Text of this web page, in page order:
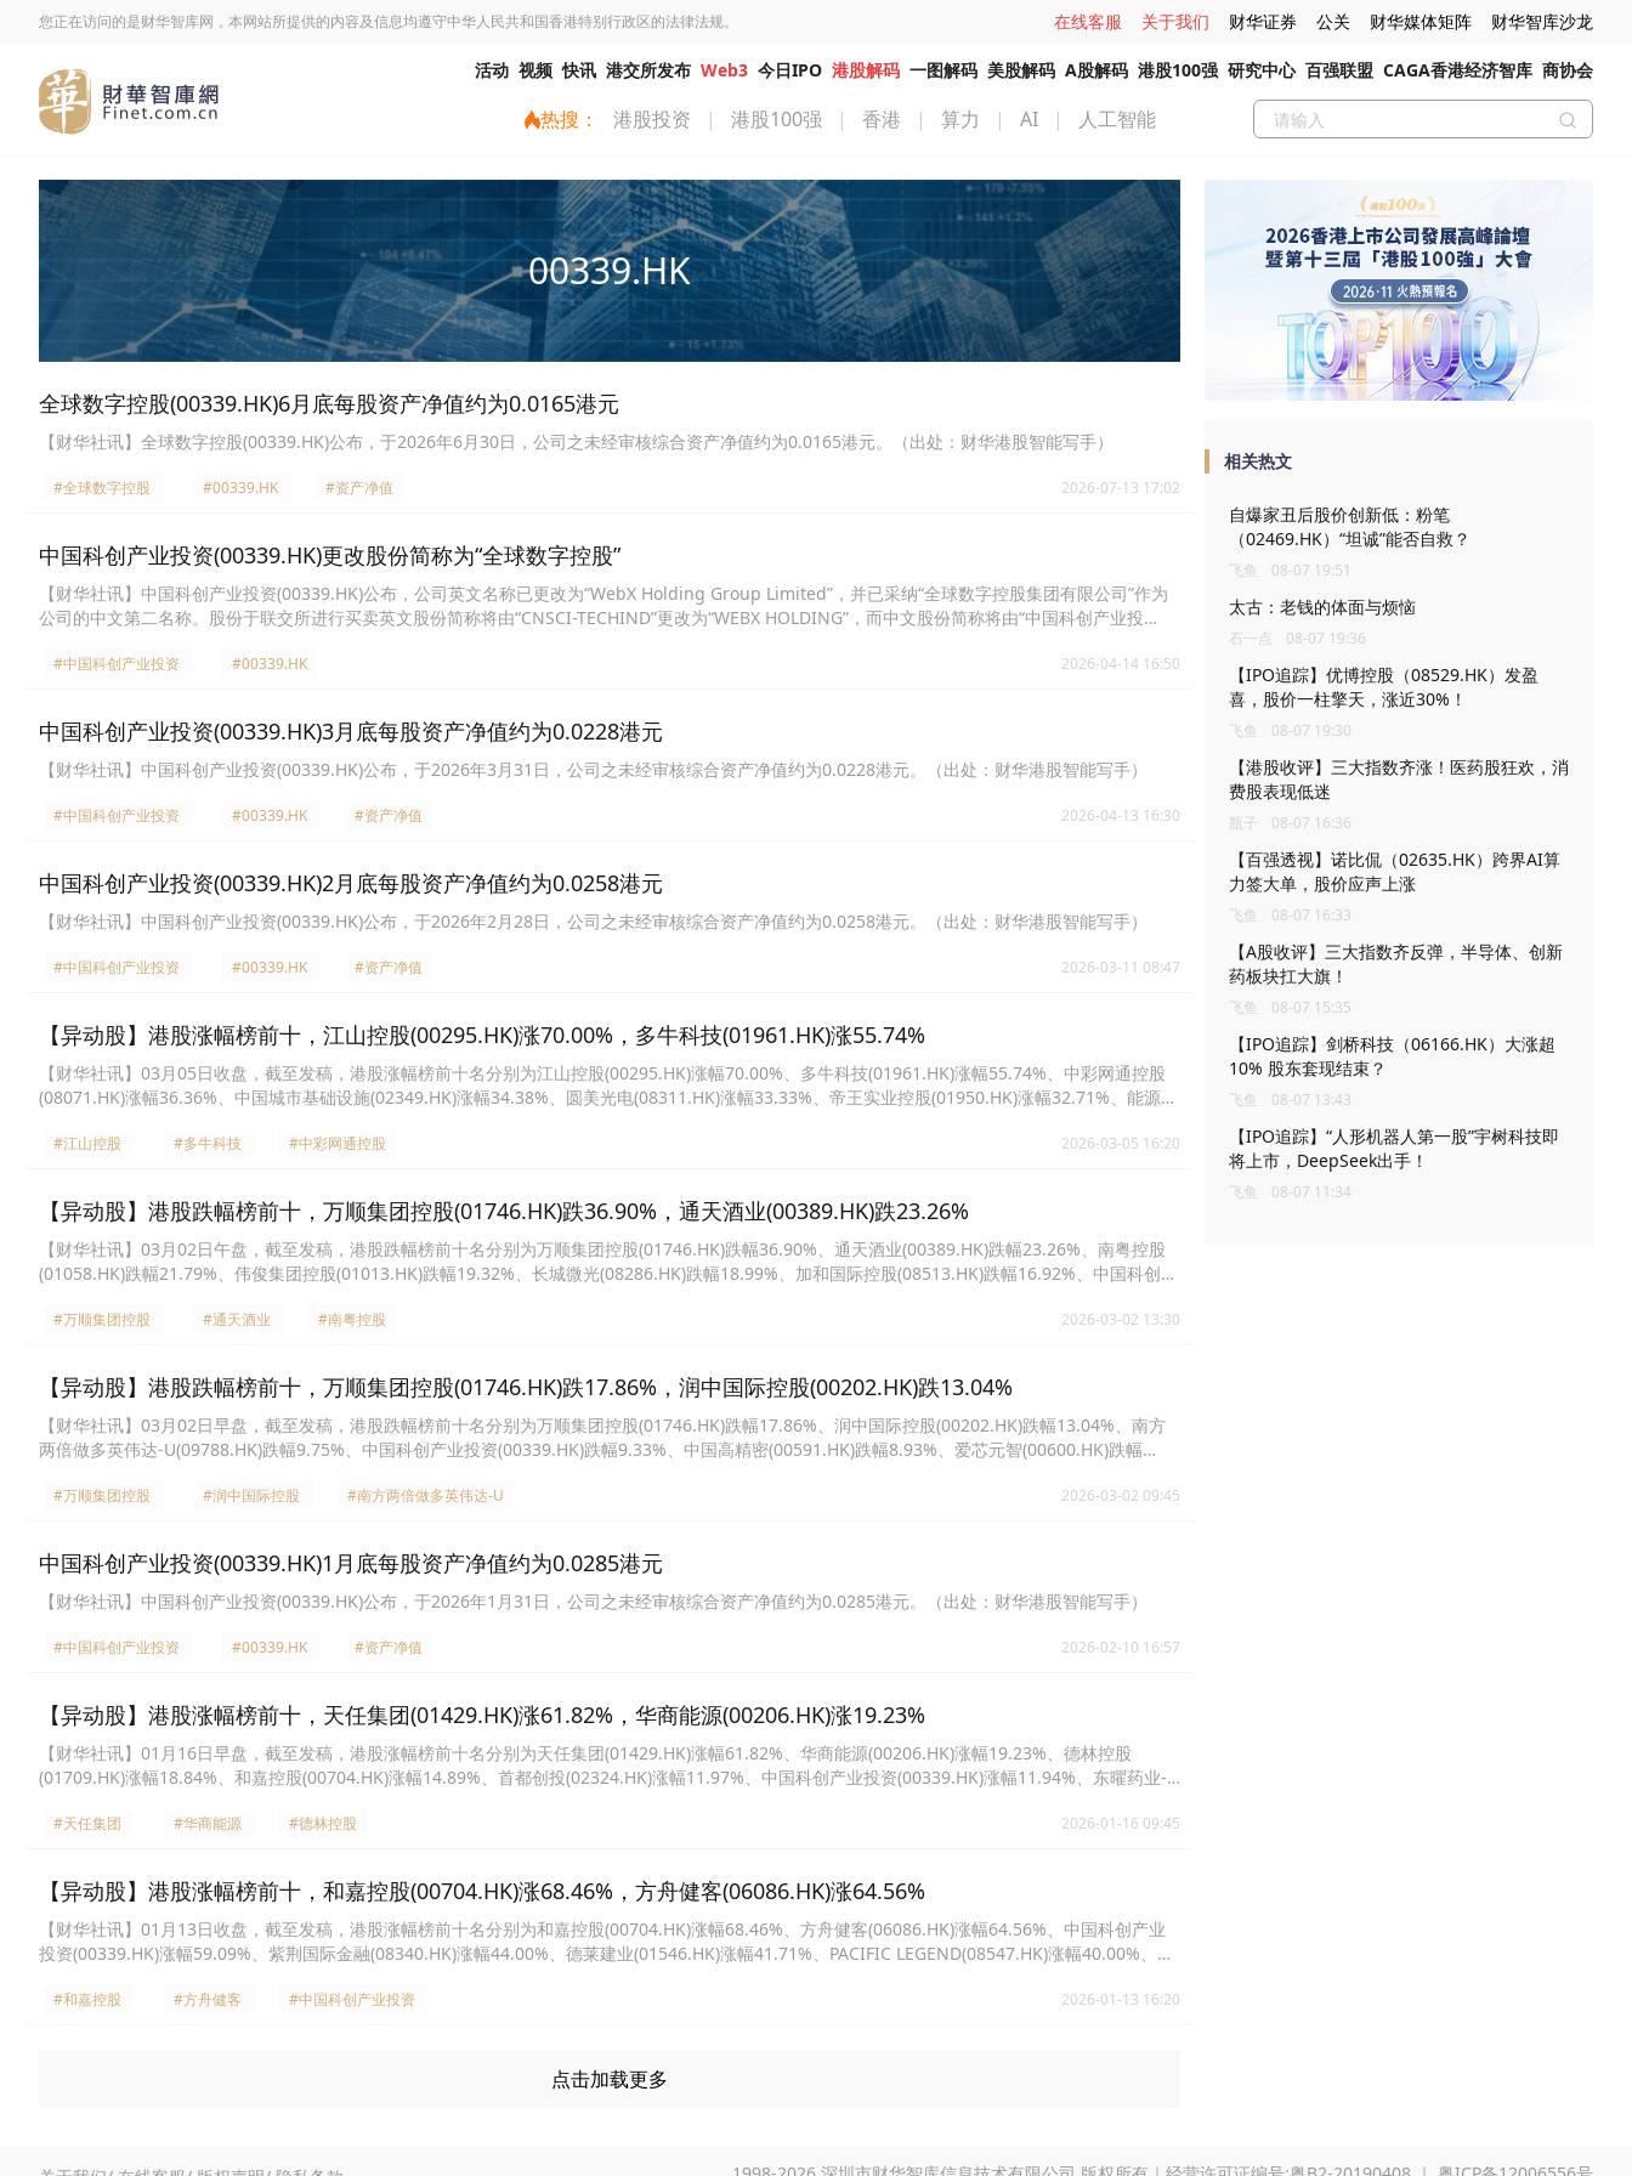
您正在访问的是财华智库网，本网站所提供的内容及信息均遵守中华人民共和国香港特别行政区的法律法规。 在线客服 关于我们 财华证券 公关 财华媒体矩阵 财华智库沙龙
活动 视频 快讯 港交所发布 Web3 今日IPO 港股解码 一图解码 美股解码 A股解码 港股100强 研究中心 百强联盟 CAGA香港经济智库 商协会
热搜： 港股投资 | 港股100强 | 香港 | 算力 | AI | 人工智能
00339.HK
全球数字控股(00339.HK)6月底每股资产净值约为0.0165港元
【财华社讯】全球数字控股(00339.HK)公布，于2026年6月30日，公司之未经审核综合资产净值约为0.0165港元。（出处：财华港股智能写手）
#全球数字控股 #00339.HK #资产净值 2026-07-13 17:02
中国科创产业投资(00339.HK)更改股份简称为“全球数字控股”
​【财华社讯】中国科创产业投资(00339.HK)公布，公司英文名称已更改为“WebX Holding Group Limited”，并已采纳“全球数字控股集团有限公司”作为
公司的中文第二名称。股份于联交所进行买卖英文股份简称将由“CNSCI-TECHIND”更改为“WEBX HOLDING”，而中文股份简称将由“中国科创产业投
#中国科创产业投资 #00339.HK 2026-04-14 16:50
中国科创产业投资(00339.HK)3月底每股资产净值约为0.0228港元
【财华社讯】中国科创产业投资(00339.HK)公布，于2026年3月31日，公司之未经审核综合资产净值约为0.0228港元。（出处：财华港股智能写手）
#中国科创产业投资 #00339.HK #资产净值 2026-04-13 16:30
中国科创产业投资(00339.HK)2月底每股资产净值约为0.0258港元
【财华社讯】中国科创产业投资(00339.HK)公布，于2026年2月28日，公司之未经审核综合资产净值约为0.0258港元。（出处：财华港股智能写手）
#中国科创产业投资 #00339.HK #资产净值 2026-03-11 08:47
【异动股】港股涨幅榜前十，江山控股(00295.HK)涨70.00%，多牛科技(01961.HK)涨55.74%
【财华社讯】03月05日收盘，截至发稿，港股涨幅榜前十名分别为江山控股(00295.HK)涨幅70.00%、多牛科技(01961.HK)涨幅55.74%、中彩网通控股
(08071.HK)涨幅36.36%、中国城市基础设施(02349.HK)涨幅34.38%、圆美光电(08311.HK)涨幅33.33%、帝王实业控股(01950.HK)涨幅32.71%、能源及
#江山控股 #多牛科技 #中彩网通控股 2026-03-05 16:20
【异动股】港股跌幅榜前十，万顺集团控股(01746.HK)跌36.90%，通天酒业(00389.HK)跌23.26%
【财华社讯】03月02日午盘，截至发稿，港股跌幅榜前十名分别为万顺集团控股(01746.HK)跌幅36.90%、通天酒业(00389.HK)跌幅23.26%、南粤控股
(01058.HK)跌幅21.79%、伟俊集团控股(01013.HK)跌幅19.32%、长城微光(08286.HK)跌幅18.99%、加和国际控股(08513.HK)跌幅16.92%、中国科创产
#万顺集团控股 #通天酒业 #南粤控股 2026-03-02 13:30
【异动股】港股跌幅榜前十，万顺集团控股(01746.HK)跌17.86%，润中国际控股(00202.HK)跌13.04%
【财华社讯】03月02日早盘，截至发稿，港股跌幅榜前十名分别为万顺集团控股(01746.HK)跌幅17.86%、润中国际控股(00202.HK)跌幅13.04%、南方
两倍做多英伟达-U(09788.HK)跌幅9.75%、中国科创产业投资(00339.HK)跌幅9.33%、中国高精密(00591.HK)跌幅8.93%、爱芯元智(00600.HK)跌幅
#万顺集团控股 #润中国际控股 #南方两倍做多英伟达-U 2026-03-02 09:45
中国科创产业投资(00339.HK)1月底每股资产净值约为0.0285港元
【财华社讯】中国科创产业投资(00339.HK)公布，于2026年1月31日，公司之未经审核综合资产净值约为0.0285港元。（出处：财华港股智能写手）
#中国科创产业投资 #00339.HK #资产净值 2026-02-10 16:57
【异动股】港股涨幅榜前十，天任集团(01429.HK)涨61.82%，华商能源(00206.HK)涨19.23%
【财华社讯】01月16日早盘，截至发稿，港股涨幅榜前十名分别为天任集团(01429.HK)涨幅61.82%、华商能源(00206.HK)涨幅19.23%、德林控股
(01709.HK)涨幅18.84%、和嘉控股(00704.HK)涨幅14.89%、首都创投(02324.HK)涨幅11.97%、中国科创产业投资(00339.HK)涨幅11.94%、东曜药业-
幅6.88%。
#天任集团 #华商能源 #德林控股 2026-01-16 09:45
【异动股】港股涨幅榜前十，和嘉控股(00704.HK)涨68.46%，方舟健客(06086.HK)涨64.56%
【财华社讯】01月13日收盘，截至发稿，港股涨幅榜前十名分别为和嘉控股(00704.HK)涨幅68.46%、方舟健客(06086.HK)涨幅64.56%、中国科创产业
投资(00339.HK)涨幅59.09%、紫荆国际金融(08340.HK)涨幅44.00%、德莱建业(01546.HK)涨幅41.71%、PACIFIC LEGEND(08547.HK)涨幅40.00%、兆
#和嘉控股 #方舟健客 #中国科创产业投资 2026-01-13 16:20
点击加载更多
相关热文
自爆家丑后股价创新低：粉笔
（02469.HK）“坦诚”能否自救？
飞鱼 08-07 19:51
太古：老钱的体面与烦恼
石一点 08-07 19:36
【IPO追踪】优博控股（08529.HK）发盈
喜，股价一柱擎天，涨近30%！
飞鱼 08-07 19:30
【港股收评】三大指数齐涨！医药股狂欢，消
费股表现低迷
瓶子 08-07 16:36
【百强透视】诺比侃（02635.HK）跨界AI算
力签大单，股价应声上涨
飞鱼 08-07 16:33
【A股收评】三大指数齐反弹，半导体、创新
药板块扛大旗！
飞鱼 08-07 15:35
【IPO追踪】剑桥科技（06166.HK）大涨超
10% 股东套现结束？
飞鱼 08-07 13:43
【IPO追踪】“人形机器人第一股”宇树科技即
将上市，DeepSeek出手！
飞鱼 08-07 11:34